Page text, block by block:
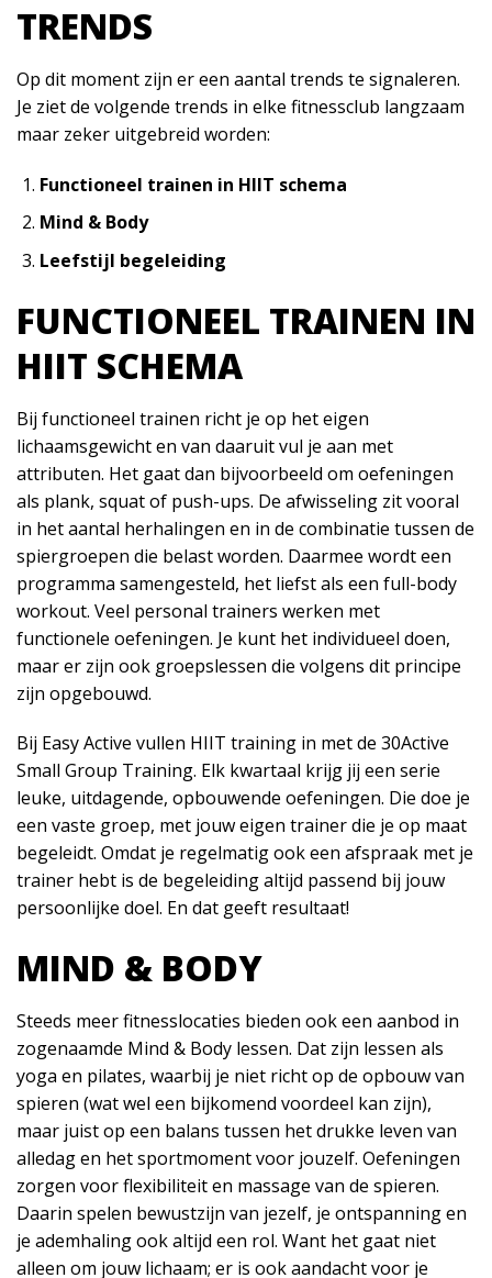
TRENDS
Op dit moment zijn er een aantal trends te signaleren.
Je ziet de volgende trends in elke fitnessclub langzaam
maar zeker uitgebreid worden:
Functioneel trainen in HIIT schema
Mind & Body
Leefstijl begeleiding
FUNCTIONEEL TRAINEN IN
HIIT SCHEMA
Bij functioneel trainen richt je op het eigen
lichaamsgewicht en van daaruit vul je aan met
attributen. Het gaat dan bijvoorbeeld om oefeningen
als plank, squat of push-ups. De afwisseling zit vooral
in het aantal herhalingen en in de combinatie tussen de
spiergroepen die belast worden. Daarmee wordt een
programma samengesteld, het liefst als een full-body
workout. Veel personal trainers werken met
functionele oefeningen. Je kunt het individueel doen,
maar er zijn ook groepslessen die volgens dit principe
zijn opgebouwd.
Bij Easy Active vullen HIIT training in met de 30Active
Small Group Training. Elk kwartaal krijg jij een serie
leuke, uitdagende, opbouwende oefeningen. Die doe je
een vaste groep, met jouw eigen trainer die je op maat
begeleidt. Omdat je regelmatig ook een afspraak met je
trainer hebt is de begeleiding altijd passend bij jouw
persoonlijke doel. En dat geeft resultaat!
MIND & BODY
Steeds meer fitnesslocaties bieden ook een aanbod in
zogenaamde Mind & Body lessen. Dat zijn lessen als
yoga en pilates, waarbij je niet richt op de opbouw van
spieren (wat wel een bijkomend voordeel kan zijn),
maar juist op een balans tussen het drukke leven van
alledag en het sportmoment voor jouzelf. Oefeningen
zorgen voor flexibiliteit en massage van de spieren.
Daarin spelen bewustzijn van jezelf, je ontspanning en
je ademhaling ook altijd een rol. Want het gaat niet
alleen om jouw lichaam; er is ook aandacht voor je